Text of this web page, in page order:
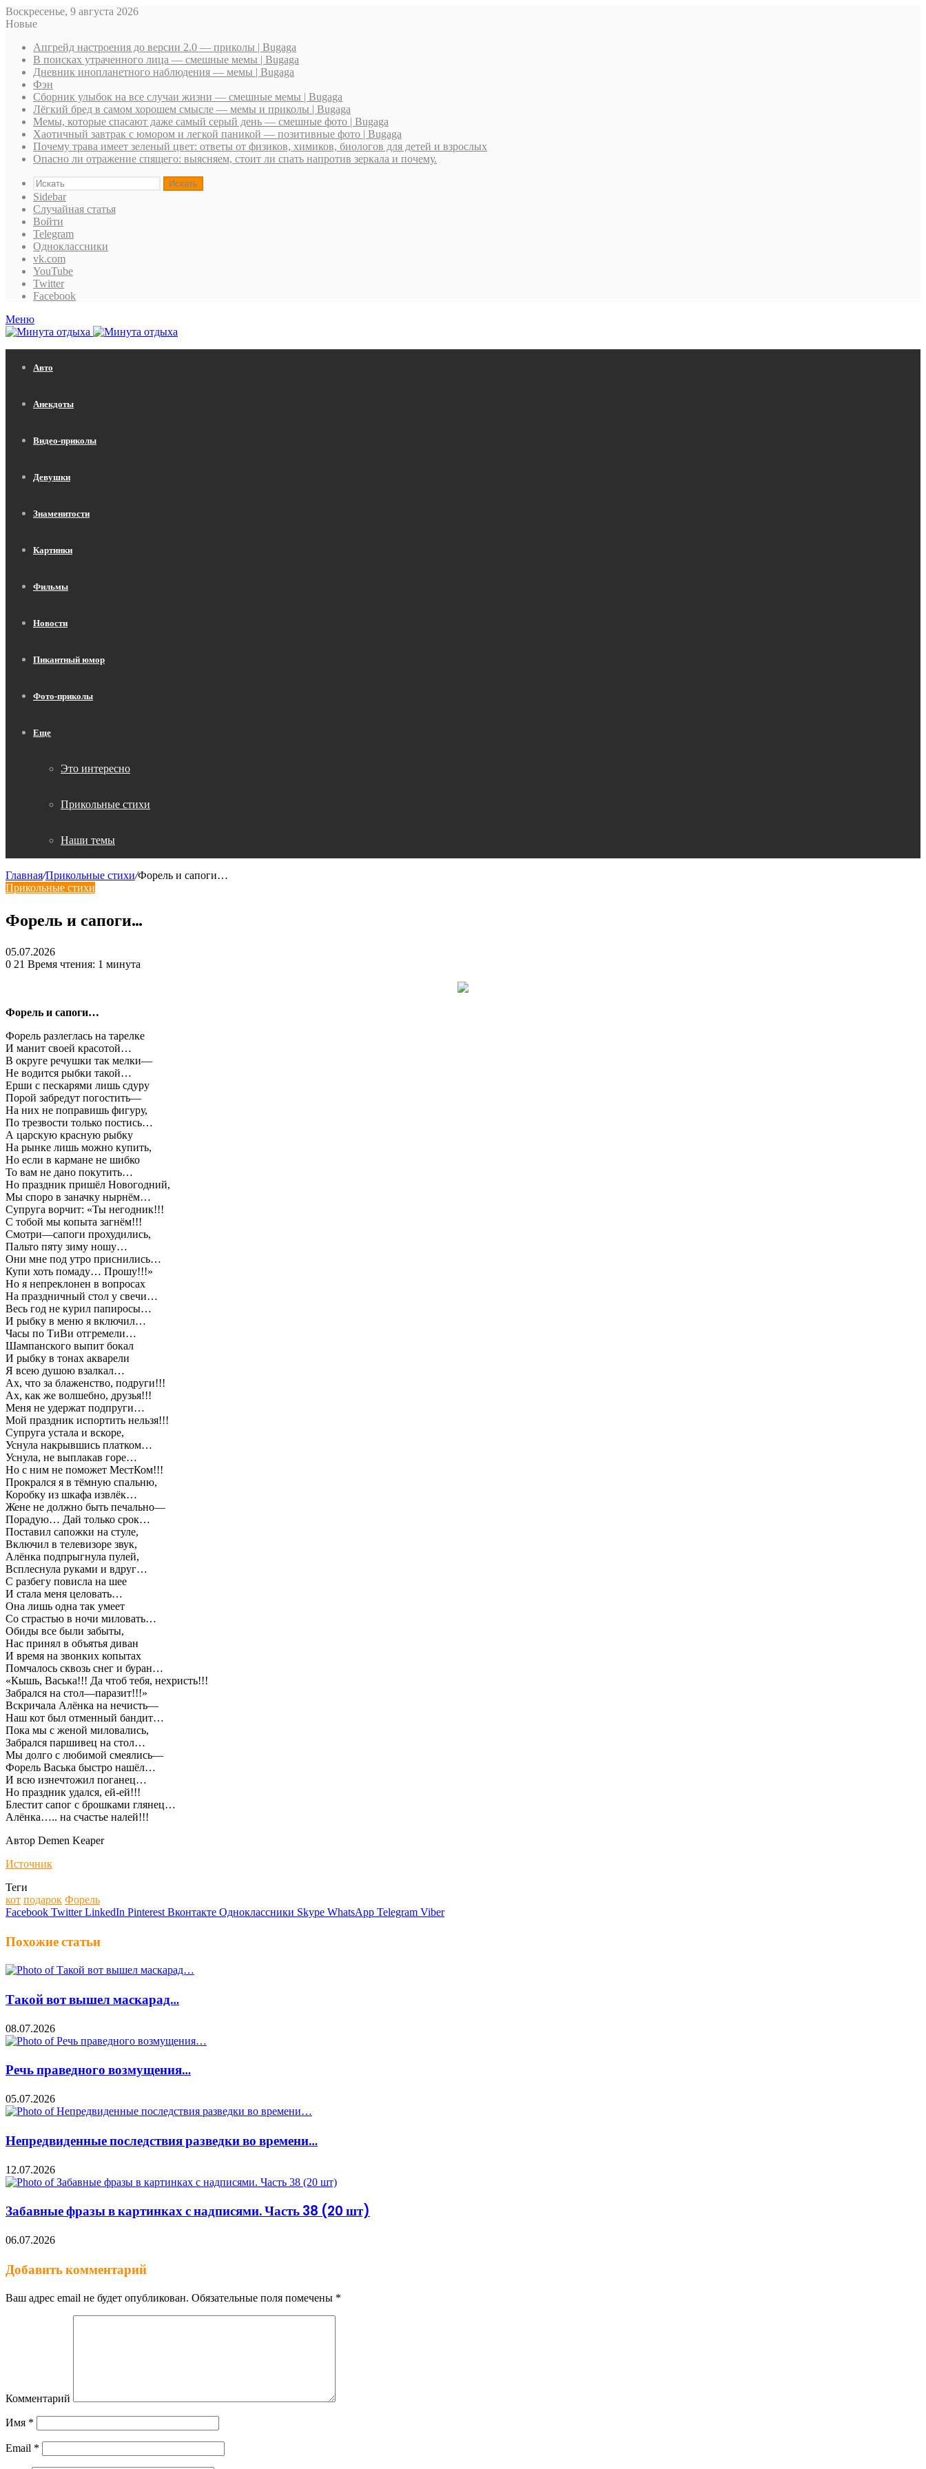
Воскресенье, 9 августа 2026
Новые
Апгрейд настроения до версии 2.0 — приколы | Bugaga
В поисках утраченного лица — смешные мемы | Bugaga
Дневник инопланетного наблюдения — мемы | Bugaga
Фэн
Сборник улыбок на все случаи жизни — смешные мемы | Bugaga
Лёгкий бред в самом хорошем смысле — мемы и приколы | Bugaga
Мемы, которые спасают даже самый серый день — смешные фото | Bugaga
Хаотичный завтрак с юмором и легкой паникой — позитивные фото | Bugaga
Почему трава имеет зеленый цвет: ответы от физиков, химиков, биологов для детей и взрослых
Опасно ли отражение спящего: выясняем, стоит ли спать напротив зеркала и почему.
Искать
Sidebar
Случайная статья
Войти
Telegram
Одноклассники
vk.com
YouTube
Twitter
Facebook
Меню
Авто
Анекдоты
Видео-приколы
Девушки
Знаменитости
Картинки
Фильмы
Новости
Пикантный юмор
Фото-приколы
Еще
Это интересно
Прикольные стихи
Наши темы
Главная/Прикольные стихи/Форель и сапоги…
Прикольные стихи
Форель и сапоги…
05.07.2026
0 21 Время чтения: 1 минута
Форель и сапоги…
Форель разлеглась на тарелке
И манит своей красотой…
В округе речушки так мелки—
Не водится рыбки такой…
Ерши с пескарями лишь сдуру
Порой забредут погостить—
На них не поправишь фигуру,
По трезвости только постись…
А царскую красную рыбку
На рынке лишь можно купить,
Но если в кармане не шибко
То вам не дано покутить…
Но праздник пришёл Новогодний,
Мы споро в заначку нырнём…
Супруга ворчит: «Ты негодник!!!
С тобой мы копыта загнём!!!
Смотри—сапоги прохудились,
Пальто пяту зиму ношу…
Они мне под утро приснились…
Купи хоть помаду… Прошу!!!»
Но я непреклонен в вопросах
На праздничный стол у свечи…
Весь год не курил папиросы…
И рыбку в меню я включил…
Часы по ТиВи отгремели…
Шампанского выпит бокал
И рыбку в тонах акварели
Я всею душою взалкал…
Ах, что за блаженство, подруги!!!
Ах, как же волшебно, друзья!!!
Меня не удержат подпруги…
Мой праздник испортить нельзя!!!
Супруга устала и вскоре,
Уснула накрывшись платком…
Уснула, не выплакав горе…
Но с ним не поможет МестКом!!!
Прокрался я в тёмную спальню,
Коробку из шкафа извлёк…
Жене не должно быть печально—
Порадую… Дай только срок…
Поставил сапожки на стуле,
Включил в телевизоре звук,
Алёнка подпрыгнула пулей,
Всплеснула руками и вдруг…
С разбегу повисла на шее
И стала меня целовать…
Она лишь одна так умеет
Со страстью в ночи миловать…
Обиды все были забыты,
Нас принял в объятья диван
И время на звонких копытах
Помчалось сквозь снег и буран…
«Кышь, Васька!!! Да чтоб тебя, нехристь!!!
Забрался на стол—паразит!!!»
Вскричала Алёнка на нечисть—
Наш кот был отменный бандит…
Пока мы с женой миловались,
Забрался паршивец на стол…
Мы долго с любимой смеялись—
Форель Васька быстро нашёл…
И всю изнечтожил поганец…
Но праздник удался, ей-ей!!!
Блестит сапог с брошками глянец…
Алёнка….. на счастье налей!!!
Автор Demen Keaper
Источник
Теги
кот подарок Форель
Facebook Twitter LinkedIn Pinterest Вконтакте Одноклассники Skype WhatsApp Telegram Viber
Похожие статьи
Такой вот вышел маскарад…
08.07.2026
Речь праведного возмущения…
05.07.2026
Непредвиденные последствия разведки во времени…
12.07.2026
Забавные фразы в картинках с надписями. Часть 38 (20 шт)
06.07.2026
Добавить комментарий
Ваш адрес email не будет опубликован. Обязательные поля помечены *
Комментарий
Имя *
Email *